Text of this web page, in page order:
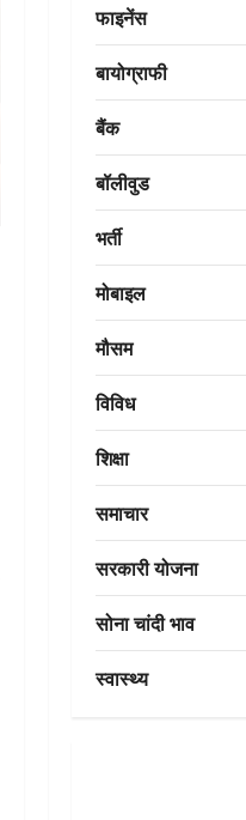
फाइनेंस
बायोग्राफी
बैंक
बॉलीवुड
भर्ती
मोबाइल
मौसम
विविध
शिक्षा
समाचार
सरकारी योजना
सोना चांदी भाव
स्वास्थ्य